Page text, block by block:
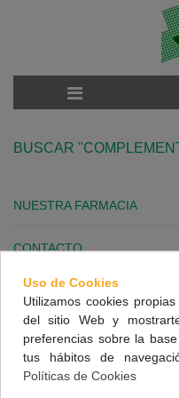
BUSCAR
NUESTRA FARMACIA
CONTACTO
INFORMACIÓN
SÍGUENOS
Uso de Cookies
Utilizamos cookies
del sitio Web y
preferencias sobre la
tus hábitos de
Políticas de Cookies